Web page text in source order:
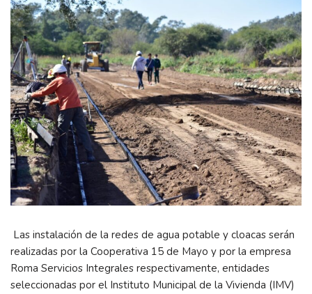
Las instalación de la redes de agua potable y cloacas serán
realizadas por la Cooperativa 15 de Mayo y por la empresa
Roma Servicios Integrales respectivamente, entidades
seleccionadas por el Instituto Municipal de la Vivienda (IMV)